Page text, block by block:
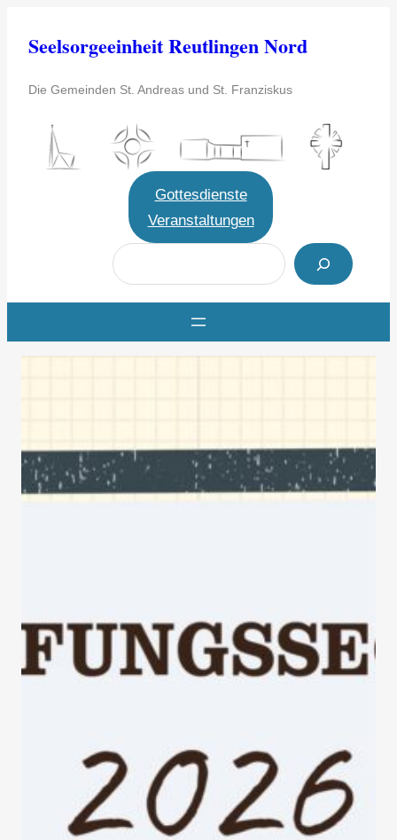
InhaltSeelsorgeeinheit Reutlingen Nord
Die Gemeinden St. Andreas und St. Franziskus
Gottesdienste
Veranstaltungen
S
u
c
e